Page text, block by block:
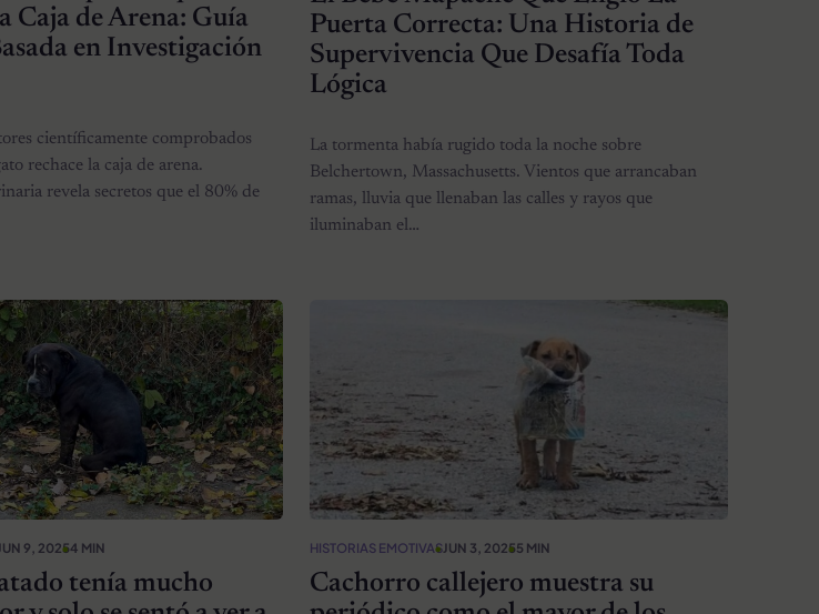
Caja de Arena: Guía
en Investigación
científicamente comprobados
rechace la caja de arena.
revela secretos que el 80% de
Puerta Correcta: Una Historia de
Supervivencia Que Desafía Toda
Lógica
La tormenta había rugido toda la noche sobre
Belchertown, Massachusetts. Vientos que arrancaban
ramas, lluvia que llenaban las calles y rayos que
iluminaban el…
9, 20254 MIN
tenía mucho
HISTORIAS EMOTIVASJUN 3, 20255 MIN
Cachorro callejero muestra su